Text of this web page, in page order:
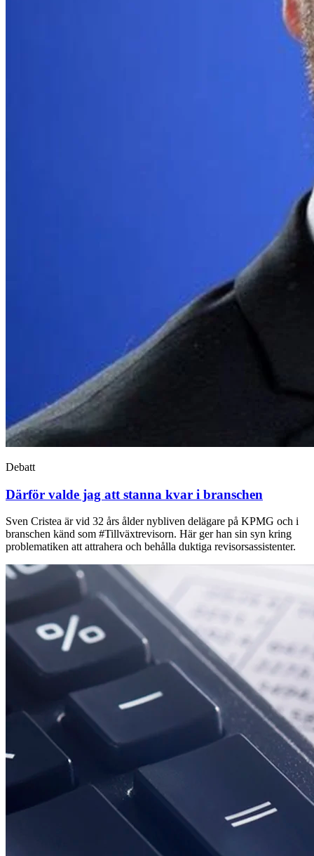
Debatt
Därför valde jag att stanna kvar i branschen
Sven Cristea är vid 32 års ålder nybliven delägare på KPMG och i
branschen känd som #Tillväxtrevisorn. Här ger han sin syn kring
problematiken att attrahera och behålla duktiga revisorsassistenter.